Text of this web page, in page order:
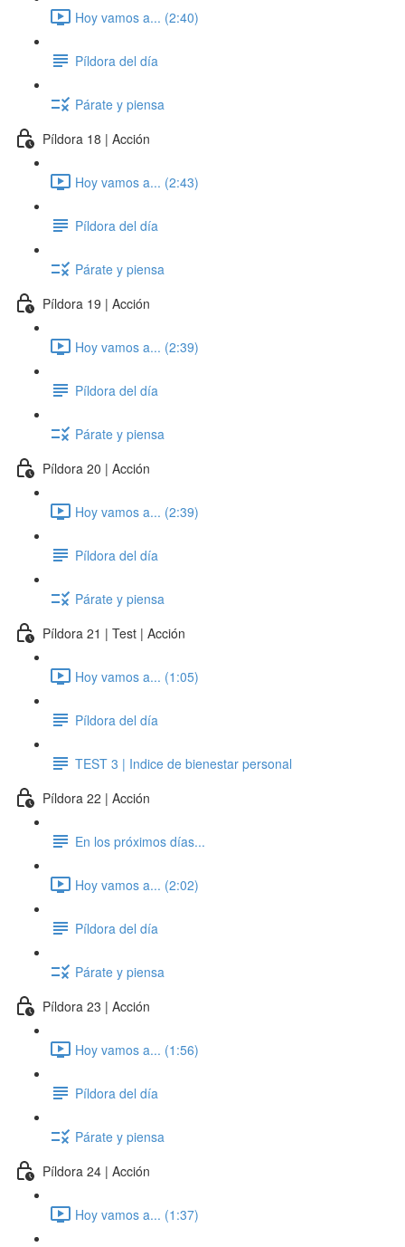
Hoy vamos a... (2:40)
Píldora del día
Párate y piensa
Píldora 18 | Acción
Hoy vamos a... (2:43)
Píldora del día
Párate y piensa
Píldora 19 | Acción
Hoy vamos a... (2:39)
Píldora del día
Párate y piensa
Píldora 20 | Acción
Hoy vamos a... (2:39)
Píldora del día
Párate y piensa
Píldora 21 | Test | Acción
Hoy vamos a... (1:05)
Píldora del día
TEST 3 | Indice de bienestar personal
Píldora 22 | Acción
En los próximos días...
Hoy vamos a... (2:02)
Píldora del día
Párate y piensa
Píldora 23 | Acción
Hoy vamos a... (1:56)
Píldora del día
Párate y piensa
Píldora 24 | Acción
Hoy vamos a... (1:37)